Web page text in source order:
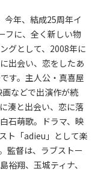
今年、結成25周年イ
フに、全く新しい物
グとして、2008年に
出会い、恋をしたあ
す。主人公・真喜屋
などで出演作が続
湊と出会い、恋に落
石萌歌。ドラマ、映
ト「adieu」として楽
監督は、ラブストー
裕翔、玉城ティナ、